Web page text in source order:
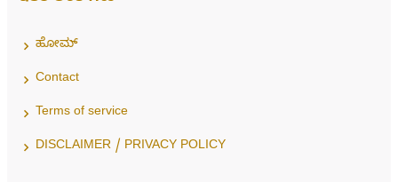
ಹೋಮ್
Contact
Terms of service
DISCLAIMER / PRIVACY POLICY